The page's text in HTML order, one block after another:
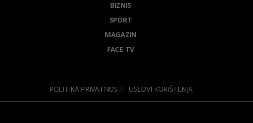
BIZNIS
SPORT
MAGAZIN
FACE TV
POLITIKA PRIVATNOSTI USLOVI KORIŠTENJA